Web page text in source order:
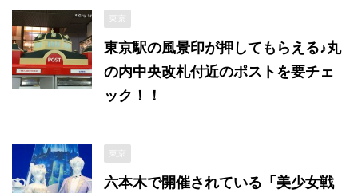
東京
東京駅の風景印が押してもらえる♪丸
の内中央改札付近のポストを要チェ
ック！！
東京
六本木で開催されている「美少女戦